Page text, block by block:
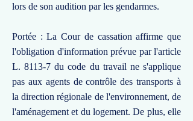
lors de son audition par les gendarmes.
Portée : La Cour de cassation affirme que
l'obligation d'information prévue par l'article
L. 8113-7 du code du travail ne s'applique
pas aux agents de contrôle des transports à
la direction régionale de l'environnement, de
l'aménagement et du logement. De plus, elle